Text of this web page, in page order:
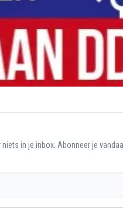
niets in je inbox. Abonneer je